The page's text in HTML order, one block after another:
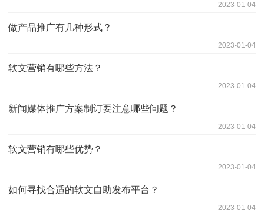
2023-01-04
做产品推广有几种形式？
2023-01-04
软文营销有哪些方法？
2023-01-04
新闻媒体推广方案制订要注意哪些问题？
2023-01-04
软文营销有哪些优势？
2023-01-04
如何寻找合适的软文自助发布平台？
2023-01-04